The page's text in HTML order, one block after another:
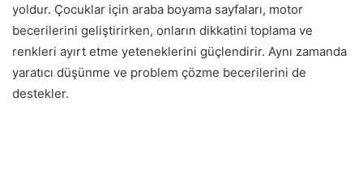
yoldur. Çocuklar için araba boyama sayfaları, motor
becerilerini geliştirirken, onların dikkatini toplama ve
renkleri ayırt etme yeteneklerini güçlendirir. Aynı zamanda
yaratıcı düşünme ve problem çözme becerilerini de
destekler.